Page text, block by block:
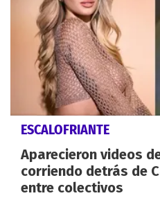
ESCALOFRIANTE
Aparecieron videos
corriendo detrás de
entre colectivos